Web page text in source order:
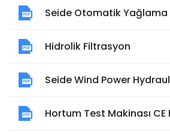
Seide Otomatik Yağlama
Hidrolik Filtrasyon
Seide Wind Power
Hortum Test Makinası CE